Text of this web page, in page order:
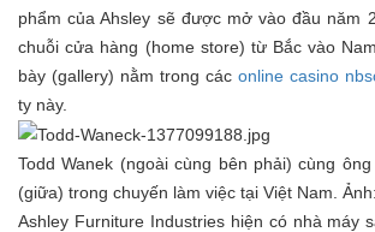
phẩm của Ahsley sẽ được mở vào đầu năm
chuỗi cửa hàng (home store) từ Bắc vào
bày (gallery) nằm trong các online casino
ty này.
Todd Wanek (ngoài cùng bên phải) cùng
(giữa) trong chuyến làm việc tại Việt Nam. Ảnh:
Ashley Furniture Industries hiện có nhà máy